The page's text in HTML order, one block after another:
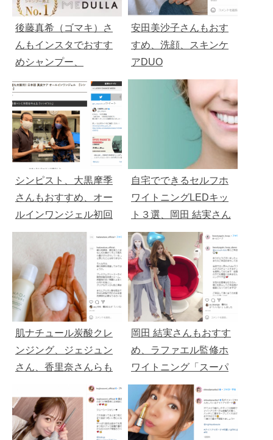
後藤真希（ゴマキ）さ
んもインスタでおすす
めシャンプー、
MEDULLA（メデュ
ラ）
安田美沙子さんもおす
すめ、洗顔、スキンケ
アDUO
シンピスト、大黒摩季
さんもおすすめ、オー
ルインワンジェル初回
１９８０円
自宅でできるセルフホ
ワイトニングLEDキッ
ト３選、岡田 結実さん
もおすすめ、ラファエ
ル監修が人気
肌ナチュール炭酸クレ
ンジング、ジェジュン
さん、香里奈さんらも
愛用「初回1,958円」
岡田 結実さんもおすす
め、ラファエル監修ホ
ワイトニング「スーパ
ーホワイトLV」WEB限
定6000円OFF